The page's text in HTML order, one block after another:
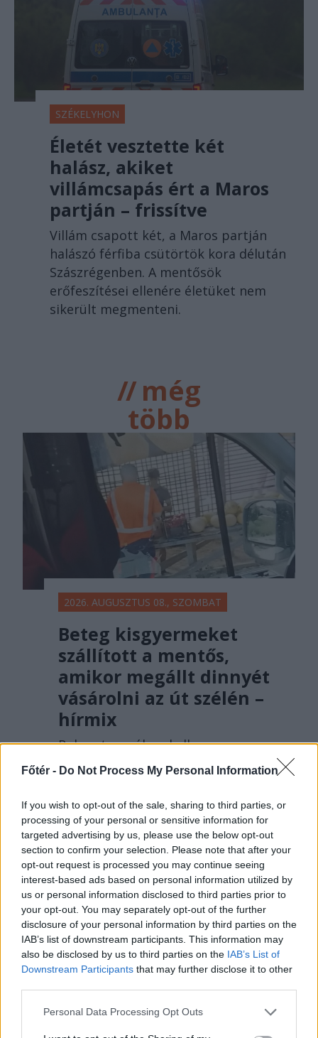
Főtér - Do Not Process My Personal Information
If you wish to opt-out of the sale, sharing to third parties, or
processing of your personal or sensitive information for
targeted advertising by us, please use the below opt-out
section to confirm your selection. Please note that after your
opt-out request is processed you may continue seeing
interest-based ads based on personal information utilized by
us or personal information disclosed to third parties prior to
your opt-out. You may separately opt-out of the further
disclosure of your personal information by third parties on the
IAB’s list of downstream participants. This information may
also be disclosed by us to third parties on the IAB’s List of
Downstream Participants that may further disclose it to other
Personal Data Processing Opt Outs
SZÉKELYHON
Életét vesztette két
halász, akiket
villámcsapás ért a Maros
partján – frissítve
Villám csapott két, a Maros partján
halászó férfiba csütörtök kora délután
Szászrégenben. A mentősök
erőfeszítései ellenére életüket nem
sikerült megmenteni.
//még
több
főtér.ro
2026. AUGUSZTUS 08., SZOMBAT
Beteg kisgyermeket
szállított a mentős,
amikor megállt dinnyét
vásárolni az út szélén –
hírmix
Rohamtempóban kellene
felgyorsítania az államnak az
energiatároló kapacitását, ha nem
akar blackoutot a közeljövőben.
Románia légtere felől érkező drón
robbant fel Bulgáriában, nem
messze a határtól.